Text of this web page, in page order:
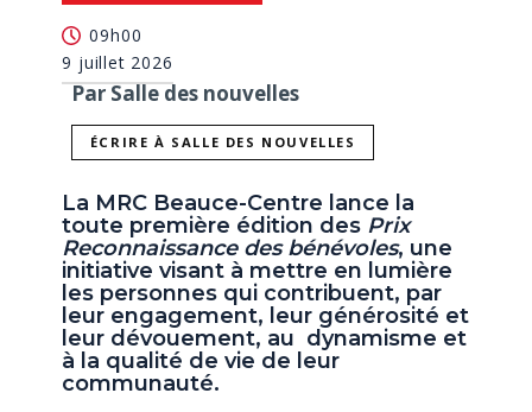
09h00
9 juillet 2026
Par Salle des nouvelles
ÉCRIRE À SALLE DES NOUVELLES
La MRC Beauce-Centre lance la
toute première édition des Prix
Reconnaissance des bénévoles, une
initiative visant à mettre en lumière
les personnes qui contribuent, par
leur engagement, leur générosité et
leur dévouement, au dynamisme et
à la qualité de vie de leur
communauté.